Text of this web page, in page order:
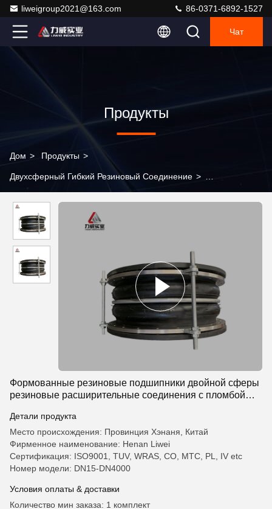
liweigroup2021@163.com 86-0371-6892-1527
Чат
Продукты
Дом > Продукты >
Двухсферный Гибкий Резиновый Соединение >
резиновые расширительные соединения с пломбой полного
лица
Формованные резиновые подшипники двойной сферы
резиновые расширительные соединения с пломбой
Детали продукта
Место происхождения: Провинция Хэнаня, Китай
Фирменное наименование: Henan Liwei
Сертификация: ISO9001, TUV, WRAS, CO, MTC, PL, IV etc
Номер модели: DN15-DN4000
Условия оплаты & доставки
Количество мин заказа: 1 комплект